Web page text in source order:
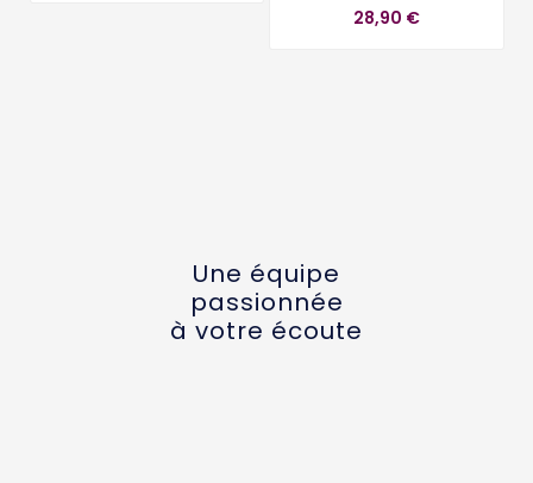
28,90 €
Une équipe
passionnée
à votre écoute